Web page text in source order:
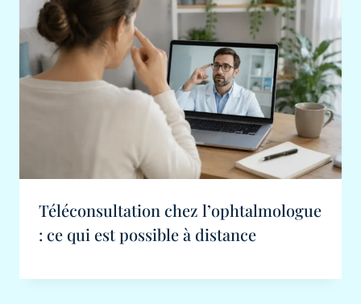
Téléconsultation chez l’ophtalmologue
: ce qui est possible à distance